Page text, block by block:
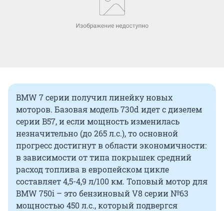
BMW 7 серии получил линейку новых
моторов. Базовая модель 730d идет с дизелем
серии B57, и если мощность изменилась
незначительно (до 265 л.с.), то основной
прогресс достигнут в области экономичности:
в зависимости от типа покрышек средний
расход топлива в европейском цикле
составляет 4,5-4,9 л/100 км. Топовый мотор для
BMW 750i – это бензиновый V8 серии №63
мощностью 450 л.с., который подвергся